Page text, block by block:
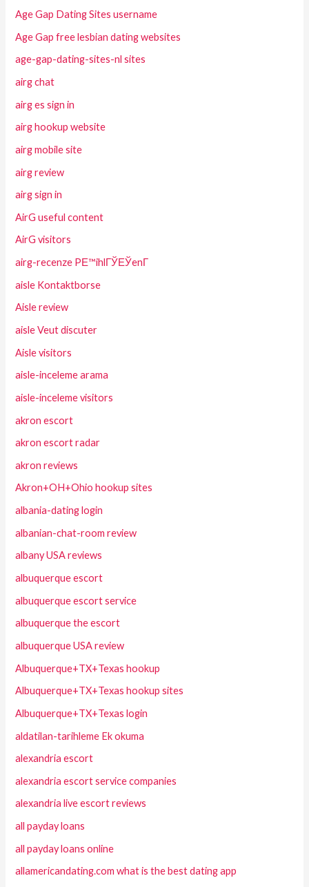
Age Gap Dating Sites username
Age Gap free lesbian dating websites
age-gap-dating-sites-nl sites
airg chat
airg es sign in
airg hookup website
airg mobile site
airg review
airg sign in
AirG useful content
AirG visitors
airg-recenze PЕ™ihlГЎЕЎenГ­
aisle Kontaktborse
Aisle review
aisle Veut discuter
Aisle visitors
aisle-inceleme arama
aisle-inceleme visitors
akron escort
akron escort radar
akron reviews
Akron+OH+Ohio hookup sites
albania-dating login
albanian-chat-room review
albany USA reviews
albuquerque escort
albuquerque escort service
albuquerque the escort
albuquerque USA review
Albuquerque+TX+Texas hookup
Albuquerque+TX+Texas hookup sites
Albuquerque+TX+Texas login
aldatilan-tarihleme Ek okuma
alexandria escort
alexandria escort service companies
alexandria live escort reviews
all payday loans
all payday loans online
allamericandating.com what is the best dating app